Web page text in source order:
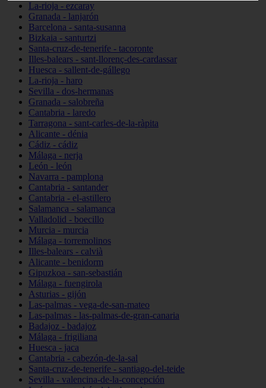
La-rioja - ezcaray
Granada - lanjarón
Barcelona - santa-susanna
Bizkaia - santurtzi
Santa-cruz-de-tenerife - tacoronte
Illes-balears - sant-llorenç-des-cardassar
Huesca - sallent-de-gállego
La-rioja - haro
Sevilla - dos-hermanas
Granada - salobreña
Cantabria - laredo
Tarragona - sant-carles-de-la-ràpita
Alicante - dénia
Cádiz - cádiz
Málaga - nerja
León - león
Navarra - pamplona
Cantabria - santander
Cantabria - el-astillero
Salamanca - salamanca
Valladolid - boecillo
Murcia - murcia
Málaga - torremolinos
Illes-balears - calvià
Alicante - benidorm
Gipuzkoa - san-sebastián
Málaga - fuengirola
Asturias - gijón
Las-palmas - vega-de-san-mateo
Las-palmas - las-palmas-de-gran-canaria
Badajoz - badajoz
Málaga - frigiliana
Huesca - jaca
Cantabria - cabezón-de-la-sal
Santa-cruz-de-tenerife - santiago-del-teide
Sevilla - valencina-de-la-concepción